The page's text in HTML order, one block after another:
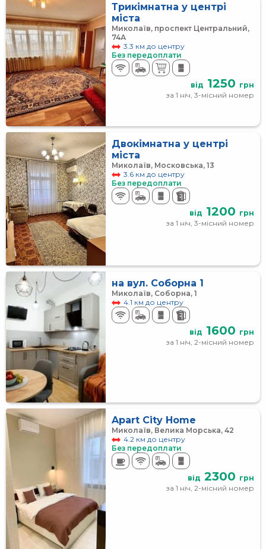
Трикімнатна у центрі
міста
Миколаїв, проспект Центральний,
74А
3.3 км до центру
Без передоплати
від 1250 грн
за 1 ніч, 3-місний номер
Двокімнатна у центрі
міста
Миколаїв, Московська, 13
3.6 км до центру
Без передоплати
від 1200 грн
за 1 ніч, 3-місний номер
на вул. Соборна 1
Миколаїв, Соборна, 1
4.1 км до центру
від 1600 грн
за 1 ніч, 2-місний номер
Apart City Home
Миколаїв, Велика Морська, 42
4.2 км до центру
Без передоплати
від 2300 грн
за 1 ніч, 2-місний номер